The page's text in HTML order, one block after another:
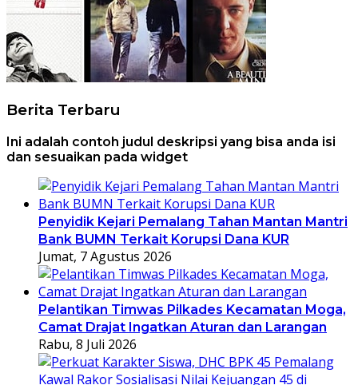
Berita Terbaru
Ini adalah contoh judul deskripsi yang bisa anda isi
dan sesuaikan pada widget
Penyidik Kejari Pemalang Tahan Mantan Mantri
Bank BUMN Terkait Korupsi Dana KUR
Jumat, 7 Agustus 2026
Pelantikan Timwas Pilkades Kecamatan Moga,
Camat Drajat Ingatkan Aturan dan Larangan
Rabu, 8 Juli 2026